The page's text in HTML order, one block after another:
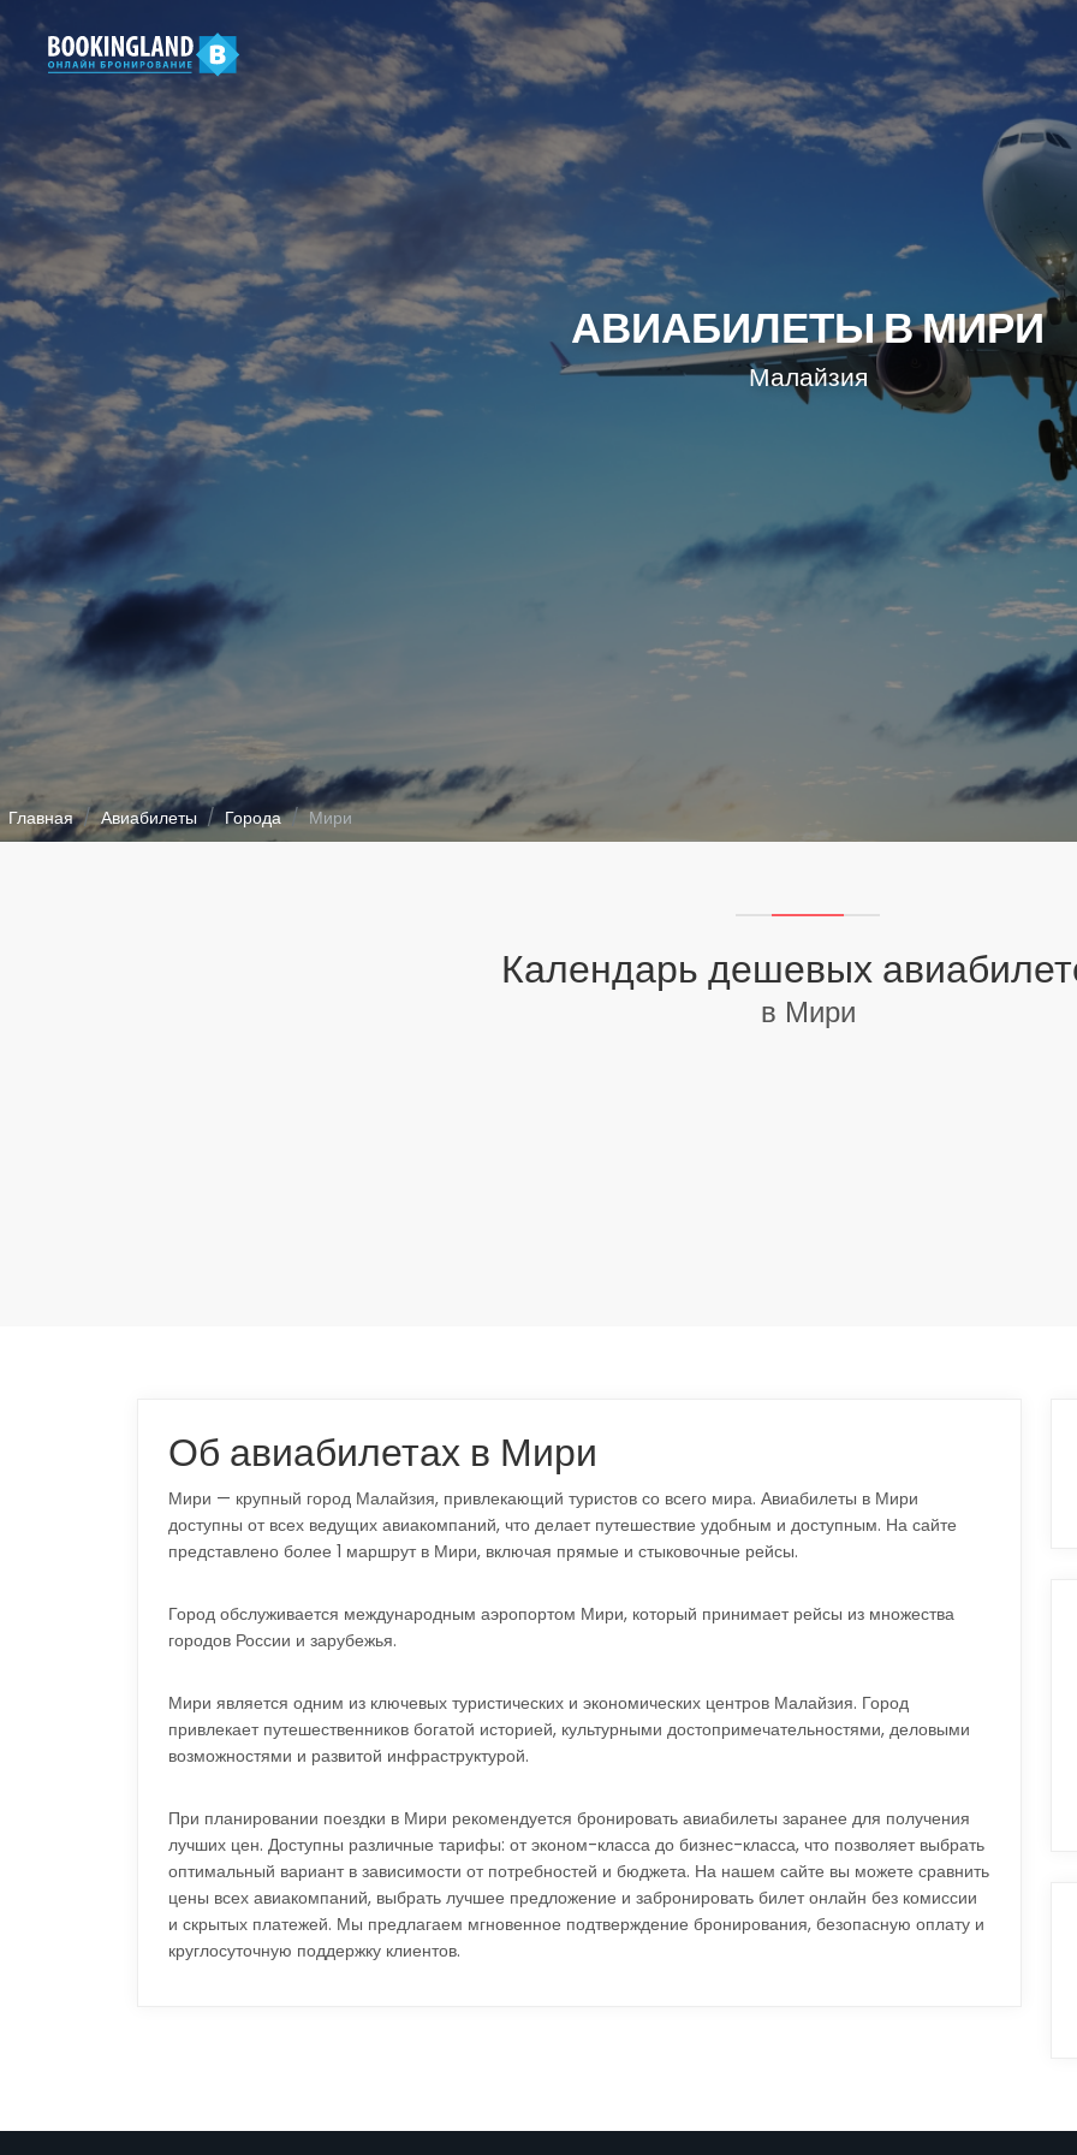
АВИАБИЛЕТЫ В МИРИ
Малайзия
Главная Авиабилеты Города Мири
Календарь дешевых
в Мири
Об авиабилетах в Мири
Мири — крупный город Малайзия, привлекающий туристов со всего мира. Авиабилеты в Мири
доступны от всех ведущих авиакомпаний, что делает путешествие удобным и доступным. На сайте
представлено более 1 маршрут в Мири, включая прямые и стыковочные рейсы.
Город обслуживается международным аэропортом Мири, который принимает рейсы из множества
городов России и зарубежья.
Мири является одним из ключевых туристических и экономических центров Малайзия. Город
привлекает путешественников богатой историей, культурными достопримечательностями, деловыми
возможностями и развитой инфраструктурой.
При планировании поездки в Мири рекомендуется бронировать авиабилеты заранее для получения
лучших цен. Доступны различные тарифы: от эконом-класса до бизнес-класса, что позволяет выбрать
оптимальный вариант в зависимости от потребностей и бюджета. На нашем сайте вы можете сравнить
цены всех авиакомпаний, выбрать лучшее предложение и забронировать билет онлайн без комиссии
и скрытых платежей. Мы предлагаем мгновенное подтверждение бронирования, безопасную оплату и
круглосуточную поддержку клиентов.